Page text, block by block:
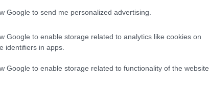
Google to send me personalized advertising.
Google to enable storage related to analytics like cookies on
identifiers in apps.
Google to enable storage related to functionality of the website